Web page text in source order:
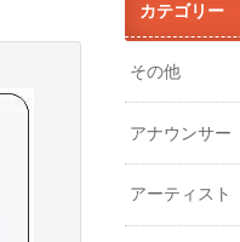
カテゴリー
その他
アナウンサー
アーティスト